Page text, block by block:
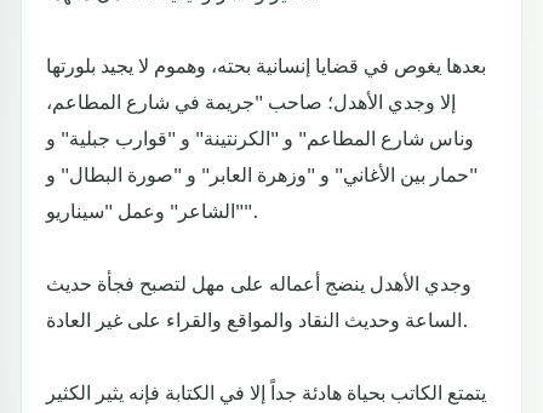
بعدها يغوص في قضايا إنسانية بحته، وهموم لا يجيد بلورتها
إلا وجدي الأهدل؛ صاحب "جريمة في شارع المطاعم،
وناس شارع المطاعم" و "الكرنتينة" و "قوارب جبلية" و
"حمار بين الأغاني" و "وزهرة العابر" و "صورة البطال" و
"الشاعر" وعمل "سيناريو".
وجدي الأهدل ينضج أعماله على مهل لتصبح فجأة حديث
الساعة وحديث النقاد والمواقع والقراء على غير العادة.
يتمتع الكاتب بحياة هادئة جداً إلا في الكتابة فإنه يثير الكثير